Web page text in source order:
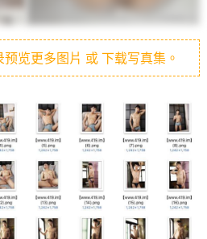
览更多图片 或 下载写真集。